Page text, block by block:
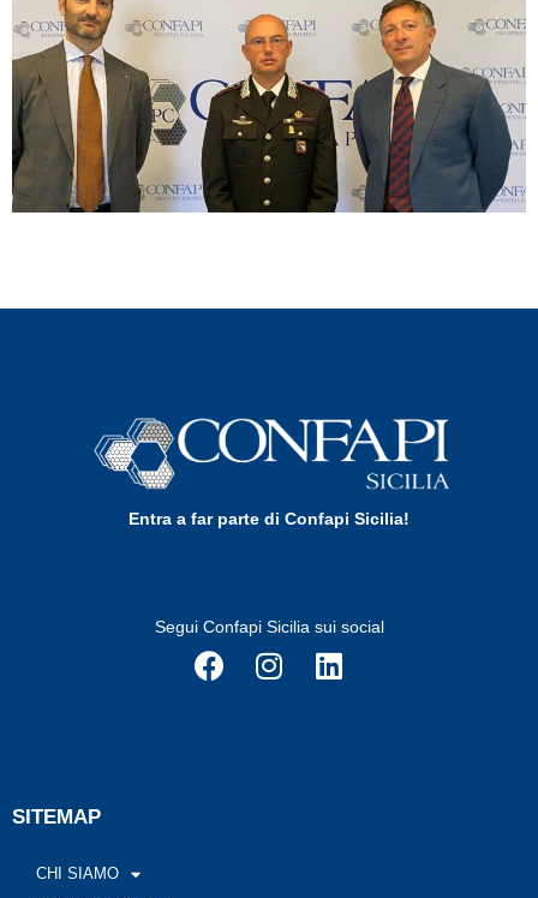
Entra a far parte di Confapi Sicilia!
Segui Confapi Sicilia sui social
SITEMAP
CHI SIAMO